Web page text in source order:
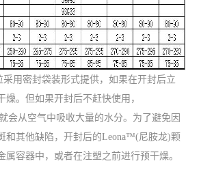
用密封袋装形式提供，如果在开封后立
燥。但如果开封后不赶快使用，
会从空气中吸收大量的水分。为了避免因
和其他缺陷，开封后的Leona™(尼胺龙)颗
属容器中，或者在注塑之前进行预干燥。